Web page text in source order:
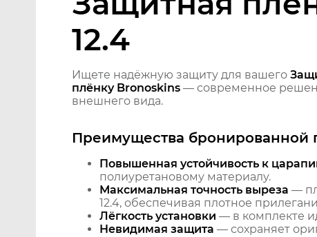
12.4
Ищете надёжную защиту для вашего
плёнку Bronoskins — современное
внешнего вида.
Преимущества бронированной
Повышенная устойчивость к
полиуретановому материалу.
Максимальная точность выреза —
12.4, обеспечивая плотное
Лёгкость установки — в комплекте
Невидимая защита — сохраняет